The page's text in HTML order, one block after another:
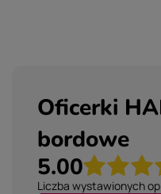
Oficerki
bordowe
5.00
Liczba wystawionych